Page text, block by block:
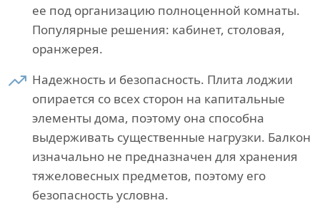
ее под организацию полноценной комнаты.
Популярные решения: кабинет, столовая,
оранжерея.
Надежность и безопасность. Плита лоджии
опирается со всех сторон на капитальные
элементы дома, поэтому она способна
выдерживать существенные нагрузки. Балкон
изначально не предназначен для хранения
тяжеловесных предметов, поэтому его
безопасность условна.